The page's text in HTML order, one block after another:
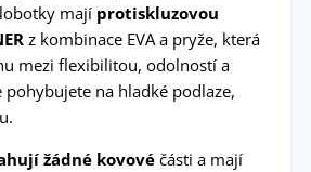
mají protiskluzovou
z kombinace EVA a pryže, která
mezi flexibilitou, odolností a
na hladké podlaze,
žádné kovovéčásti a mají